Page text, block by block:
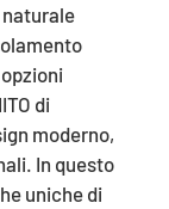
naturale
di
moderno,
In questo
uniche di